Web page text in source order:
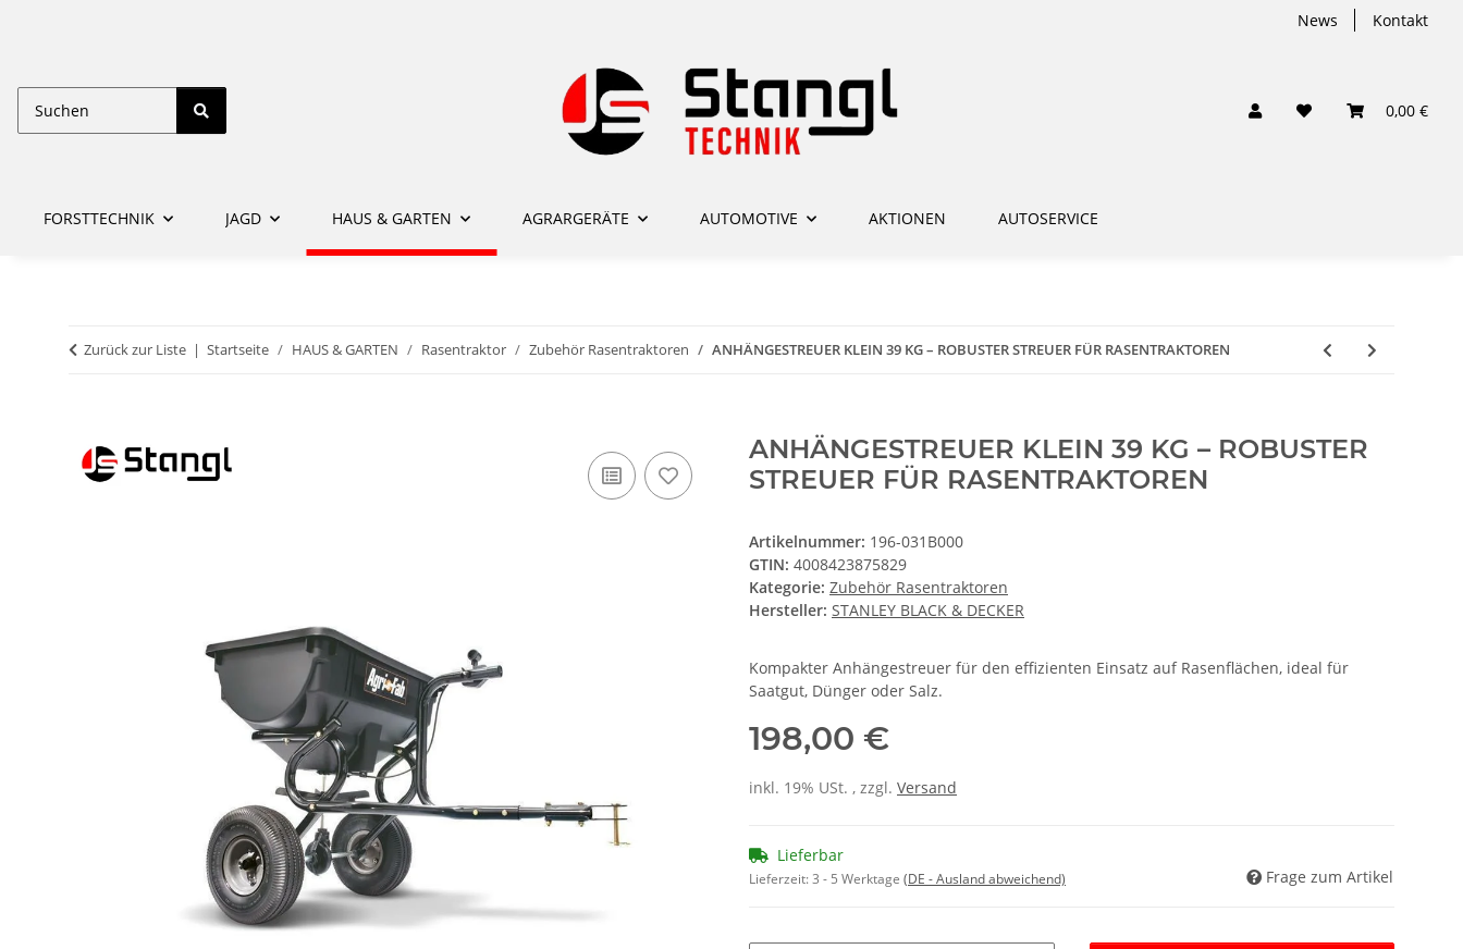
News Kontakt
0,00 €
FORSTTECHNIK JAGD HAUS & GARTEN AGRARGERÄTE AUTOMOTIVE AKTIONEN AUTOSERVICE
Zurück zur Liste Startseite HAUS & GARTEN Rasentraktor Zubehör Rasentraktoren ANHÄNGESTREUER KLEIN 39 KG – ROBUSTER STREUER FÜR RASENTRAKTOREN
ANHÄNGESTREUER KLEIN 39 KG – ROBUSTER
STREUER FÜR RASENTRAKTOREN
Artikelnummer: 196-031B000
GTIN: 4008423875829
Kategorie: Zubehör Rasentraktoren
Hersteller: STANLEY BLACK & DECKER
Kompakter Anhängestreuer für den effizienten Einsatz auf Rasenflächen, ideal für
Saatgut, Dünger oder Salz.
198,00 €
inkl. 19% USt. , zzgl. Versand
Lieferbar
Lieferzeit:3 - 5 Werktage (DE - Ausland abweichend) Frage zum Artikel